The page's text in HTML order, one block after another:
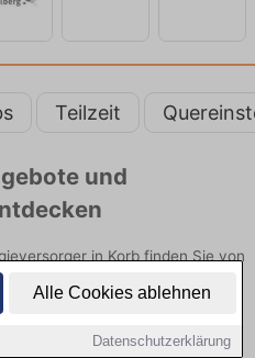
Alle Cookies ablehnen
Datenschutzerklärung
Teilzeit
und
in Korb finden Sie von
freie Optionen von Top-
noch heute.